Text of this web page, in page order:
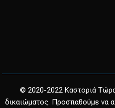
© 2020-2022 Καστοριά
δικαιώματος. Προσπαθούμε να